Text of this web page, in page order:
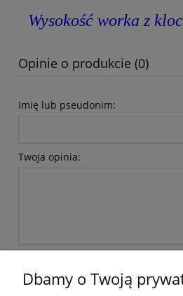
Wysokość worka z
Opinie o produkcie (0)
Imię lub pseudonim:
Twoja opinia:
Dbamy o Twoją